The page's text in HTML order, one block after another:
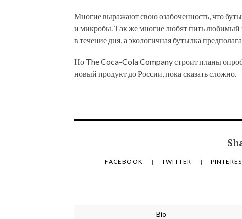
Многие выражают свою озабоченность, что
и микробы. Так же многие любят пить любимый
в течение дня, а экологичная бутылка
Но The Coca-Cola Company строит планы
новый продукт до России, пока сказать сложно.
FACEBOOK TWITTER
Bio